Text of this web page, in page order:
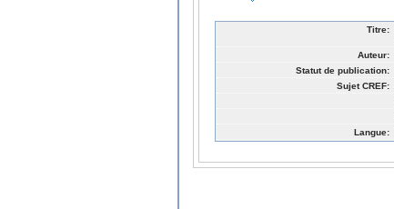
Titre:
Auteur:
Statut de publication:
Sujet CREF:
Langue: